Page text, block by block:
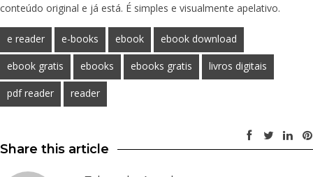
conteúdo original e já está. É simples e visualmente apelativo.
e reader e-books ebook ebook download
ebook gratis ebooks ebooks gratis livros digitais
pdf reader reader
Share this article